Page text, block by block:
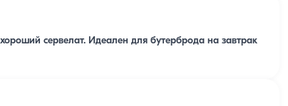
сервелат. Идеален для бутерброда на завтрак